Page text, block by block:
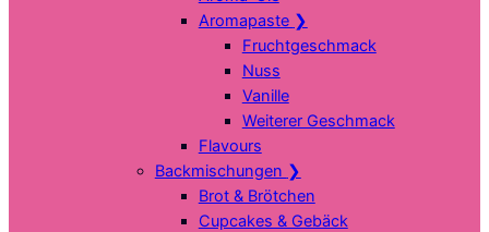
Aromapaste ❯
Fruchtgeschmack
Nuss
Vanille
Weiterer Geschmack
Flavours
Backmischungen ❯
Brot & Brötchen
Cupcakes & Gebäck